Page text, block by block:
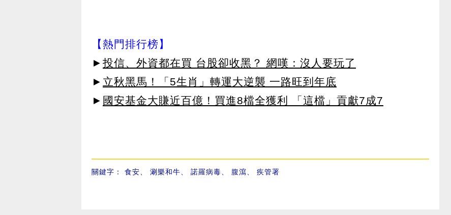
【熱門排行榜】
► 投信、外資都在買 台股卻收黑？ 網嘆：沒人要玩了
► 立秋黑馬！「5生肖」轉運大逆襲 一路旺到年底
► 國安基金大賺近百億！買進8檔全獲利 「這檔」貢獻7成7
關鍵字： 食安、 涮樂和牛、 諾羅病毒、 腹瀉、 疾管署